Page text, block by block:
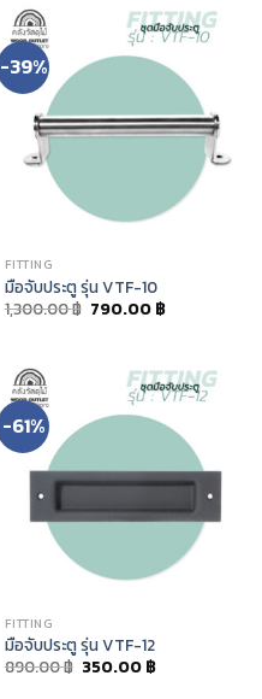
-39%
FITTING
มือจับประตู รุ่น VTF-10
1,300.00฿ 790.00 ฿
-61%
FITTING
มือจับประตู รุ่น VTF-12
890.00฿ 350.00 ฿